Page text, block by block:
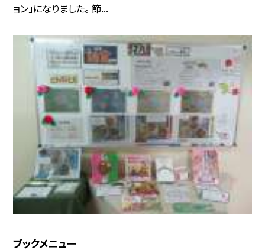
ョン」になりました。 節...
ブックメニュー